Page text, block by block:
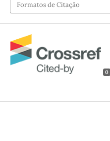
Formatos de Citação
0